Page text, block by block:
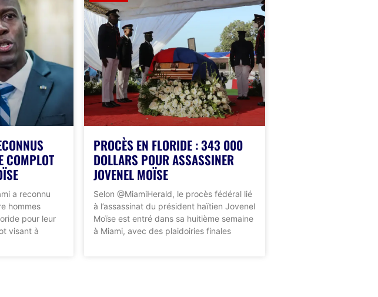
COMPLOT
a reconnu
hommes
pour leur
visant à
PROCÈS EN FLORIDE : 343 000
DOLLARS POUR ASSASSINER
JOVENEL MOÏSE
Selon @MiamiHerald, le procès fédéral lié
à l’assassinat du président haïtien Jovenel
Moïse est entré dans sa huitième semaine
à Miami, avec des plaidoiries finales